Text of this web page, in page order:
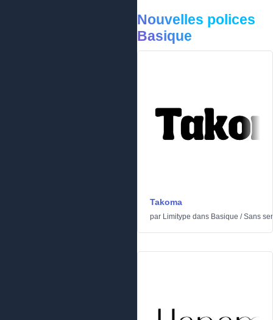
Nouvelles polices
Basique
Takoma
par Limitype dans Basique /Sans